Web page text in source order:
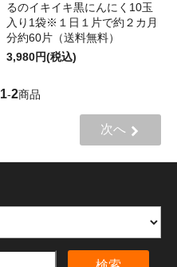
るのイキイキ黒にんにく10玉
入り1袋※１日１片で約２カ月
分約60片（送料無料）
3,980円(税込)
1-2商品
次へ